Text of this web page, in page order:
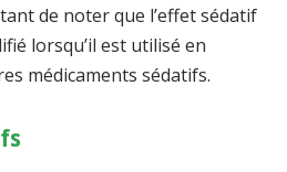
de noter que l’effet sédatif
lorsqu’il est utilisé en
médicaments sédatifs.